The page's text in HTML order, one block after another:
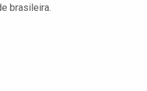
brasileira.